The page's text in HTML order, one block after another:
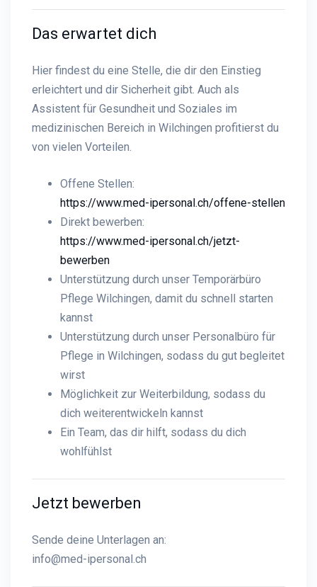
Das erwartet dich
Hier findest du eine Stelle, die dir den Einstieg
erleichtert und dir Sicherheit gibt. Auch als
Assistent für Gesundheit und Soziales im
medizinischen Bereich in Wilchingen profitierst du
von vielen Vorteilen.
Offene Stellen:
https://www.med-ipersonal.ch/offene-stellen
Direkt bewerben:
https://www.med-ipersonal.ch/jetzt-
bewerben
Unterstützung durch unser Temporärbüro
Pflege Wilchingen, damit du schnell starten
kannst
Unterstützung durch unser Personalbüro für
Pflege in Wilchingen, sodass du gut begleitet
wirst
Möglichkeit zur Weiterbildung, sodass du
dich weiterentwickeln kannst
Ein Team, das dir hilft, sodass du dich
wohlfühlst
Jetzt bewerben
Sende deine Unterlagen an:
info@med-ipersonal.ch